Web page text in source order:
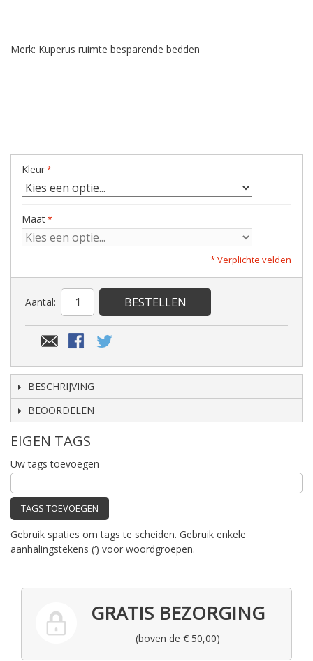
Merk: Kuperus ruimte besparende bedden
Kleur
Maat
* Verplichte velden
Aantal: BESTELLEN
BESCHRIJVING
BEOORDELEN
EIGEN TAGS
Uw tags toevoegen
TAGS TOEVOEGEN
Gebruik spaties om tags te scheiden. Gebruik enkele
aanhalingstekens (‘) voor woordgroepen.
GRATIS BEZORGING
(boven de € 50,00)